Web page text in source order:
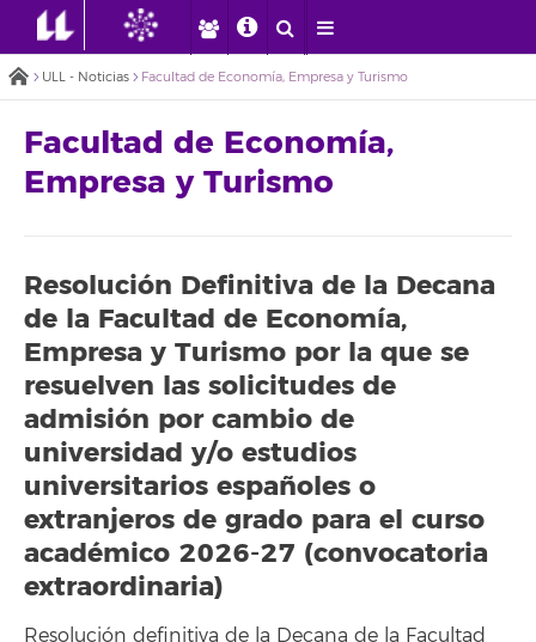
ULL - Noticias Facultad de Economía, Empresa y Turismo
Facultad de Economía,
Empresa y Turismo
Resolución Definitiva de la Decana
de la Facultad de Economía,
Empresa y Turismo por la que se
resuelven las solicitudes de
admisión por cambio de
universidad y/o estudios
universitarios españoles o
extranjeros de grado para el curso
académico 2026-27 (convocatoria
extraordinaria)
Resolución definitiva de la Decana de la Facultad